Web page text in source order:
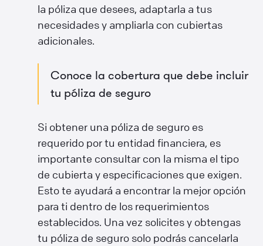
la póliza que desees, adaptarla a tus
necesidades y ampliarla con cubiertas
adicionales.
Conoce la cobertura que debe incluir
tu póliza de seguro
Si obtener una póliza de seguro es
requerido por tu entidad financiera, es
importante consultar con la misma el tipo
de cubierta y especificaciones que exigen.
Esto te ayudará a encontrar la mejor opción
para ti dentro de los requerimientos
establecidos. Una vez solicites y obtengas
tu póliza de seguro solo podrás cancelarla